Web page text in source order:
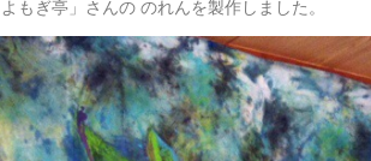
ぎ亭」さんの のれんを製作しました。